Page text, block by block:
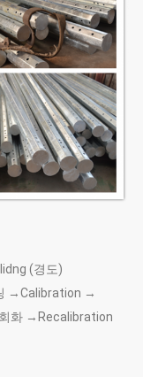
(경도)
→Calibration →
화 →Recalibration